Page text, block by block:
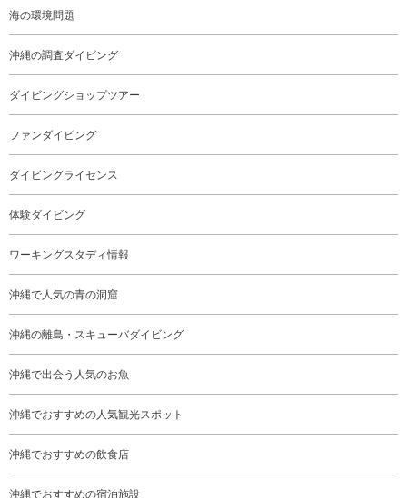
海の環境問題
沖縄の調査ダイビング
ダイビングショップツアー
ファンダイビング
ダイビングライセンス
体験ダイビング
ワーキングスタディ情報
沖縄で人気の青の洞窟
沖縄の離島・スキューバダイビング
沖縄で出会う人気のお魚
沖縄でおすすめの人気観光スポット
沖縄でおすすめの飲食店
沖縄でおすすめの宿泊施設